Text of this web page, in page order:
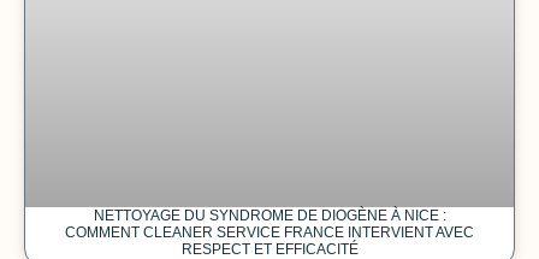
NETTOYAGE DU SYNDROME DE DIOGÈNE À NICE :
COMMENT CLEANER SERVICE FRANCE INTERVIENT AVEC
RESPECT ET EFFICACITÉ